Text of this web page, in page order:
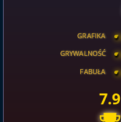
GRAFIKA [
GRYWALNOŚĆ [
FABUŁA [
7.9